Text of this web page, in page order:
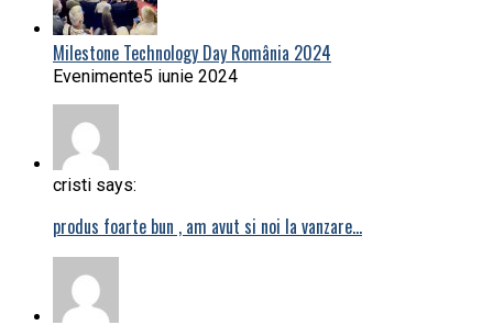
Milestone Technology Day România 2024
Evenimente5 iunie 2024
cristi says:
produs foarte bun , am avut si noi la vanzare…